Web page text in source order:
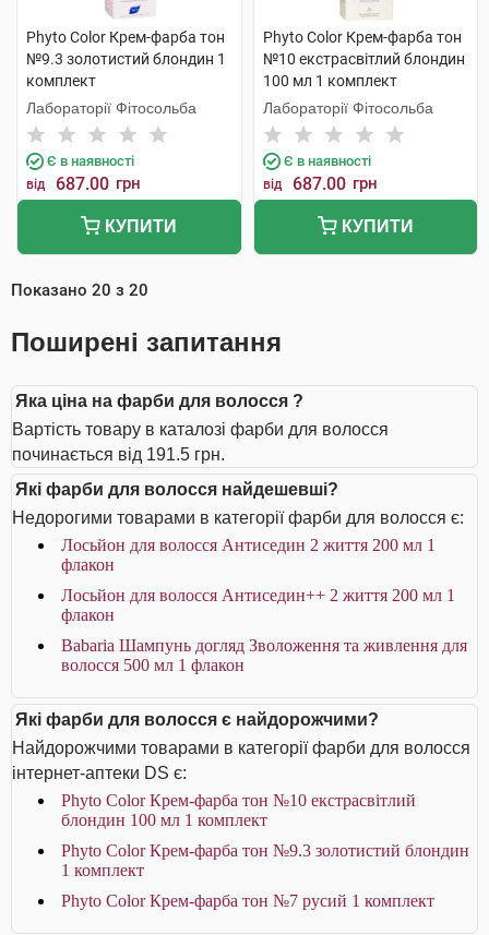
Phyto Color Крем-фарба тон
№9.3 золотистий блондин 1
комплект
Лабораторії Фітосольба
Є в наявності
від 687.00 грн
КУПИТИ
Phyto Color Крем-фарба тон
№10 екстрасвітлий блондин
100 мл 1 комплект
Лабораторії Фітосольба
Є в наявності
від 687.00 грн
КУПИТИ
Показано 20 з 20
Поширені запитання
Яка ціна на фарби для волосся ?
Вартість товару в каталозі фарби для волосся
починається від 191.5 грн.
Які фарби для волосся найдешевші?
Недорогими товарами в категорії фарби для волосся є:
Лосьйон для волосся Антиседин 2 життя 200 мл 1
флакон
Лосьйон для волосся Антиседин++ 2 життя 200 мл 1
флакон
Babaria Шампунь догляд Зволоження та живлення для
волосся 500 мл 1 флакон
Які фарби для волосся є найдорожчими?
Найдорожчими товарами в категорії фарби для волосся
інтернет-аптеки DS є:
Phyto Color Крем-фарба тон №10 екстрасвітлий
блондин 100 мл 1 комплект
Phyto Color Крем-фарба тон №9.3 золотистий блондин
1 комплект
Phyto Color Крем-фарба тон №7 русий 1 комплект